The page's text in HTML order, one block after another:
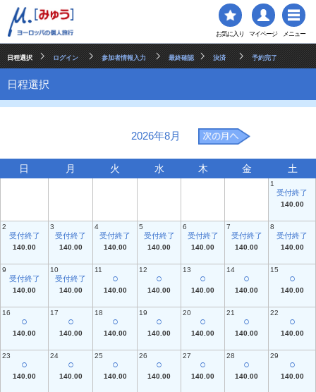
お気に入り マイページ メニュー
日程選択 ログイン 参加者情報入力 最終確認 決済 予約完了
日程選択
2026年8月
日 月 火 水 木 金 土
1
受付終了
140.00
2
受付終了
140.00
3
受付終了
140.00
4
受付終了
140.00
5
受付終了
140.00
6
受付終了
140.00
7
受付終了
140.00
8
受付終了
140.00
9
受付終了
140.00
10
受付終了
140.00
11
○
140.00
12
○
140.00
13
○
140.00
14
○
140.00
15
○
140.00
16
○
140.00
17
○
140.00
18
○
140.00
19
○
140.00
20
○
140.00
21
○
140.00
22
○
140.00
23
○
140.00
24
○
140.00
25
○
140.00
26
○
140.00
27
○
140.00
28
○
140.00
29
○
140.00